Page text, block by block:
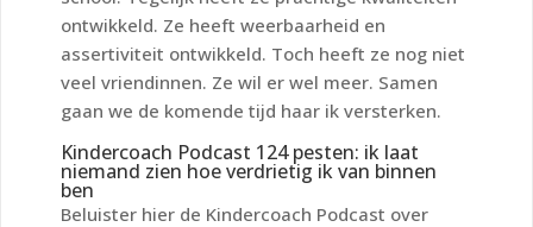
ontwikkeld. Ze heeft weerbaarheid en
assertiviteit ontwikkeld. Toch heeft ze nog niet
veel vriendinnen. Ze wil er wel meer. Samen
gaan we de komende tijd haar ik versterken.
Kindercoach Podcast 124 pesten: ik laat
niemand zien hoe verdrietig ik van binnen
ben
Beluister hier de Kindercoach Podcast over